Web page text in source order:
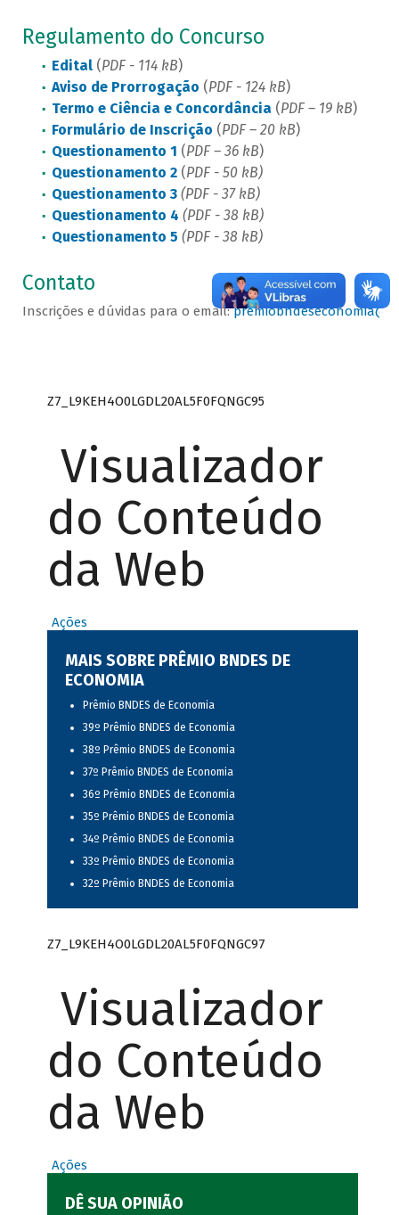
Regulamento do Concurso
Edital(PDF - 114 kB)
Aviso de Prorrogação (PDF - 124 kB)
Termo e Ciência e Concordância (PDF – 19 kB)
Formulário de Inscrição (PDF – 20 kB)
Questionamento 1 (PDF – 36 kB)
Questionamento 2(PDF - 50 kB)
Questionamento 3 (PDF - 37 kB)
Questionamento 4 (PDF - 38 kB)
Questionamento 5 (PDF - 38 kB)
Contato
Inscrições e dúvidas para o email:
Z7_L9KEH4O0LGDL20AL5F0FQNGC95
Visualizador
do Conteúdo
da Web
Ações
MAIS SOBRE PRÊMIO BNDES DE
ECONOMIA
Prêmio BNDES de Economia
39º Prêmio BNDES de Economia
38º Prêmio BNDES de Economia
37º Prêmio BNDES de Economia
36º Prêmio BNDES de Economia
35º Prêmio BNDES de Economia
34º Prêmio BNDES de Economia
33º Prêmio BNDES de Economia
32º Prêmio BNDES de Economia
Z7_L9KEH4O0LGDL20AL5F0FQNGC97
Visualizador
do Conteúdo
da Web
Ações
DÊ SUA OPINIÃO